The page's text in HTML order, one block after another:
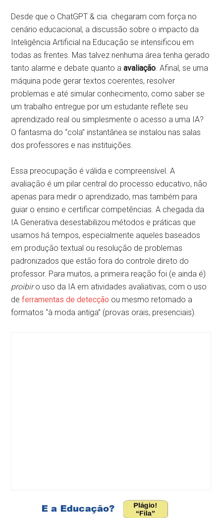
Desde que o ChatGPT & cia. chegaram com força no
cenário educacional, a discussão sobre o impacto da
Inteligência Artificial na Educação se intensificou em
todas as frentes. Mas talvez nenhuma área tenha gerado
tanto alarme e debate quanto aavaliação . Afinal, se uma
máquina pode gerar textos coerentes, resolver
problemas e até simular conhecimento, como saber se
um trabalho entregue por um estudante reflete seu
aprendizado real ou simplesmente o acesso a uma IA?
O fantasma do “cola” instantânea se instalou nas salas
dos professores e nas instituições.
Essa preocupação é válida e compreensível. A
avaliação é um pilar central do processo educativo, não
apenas para medir o aprendizado, mas também para
guiar o ensino e certificar competências. A chegada da
IA Generativa desestabilizou métodos e práticas que
usamos há tempos, especialmente aqueles baseados
em produção textual ou resolução de problemas
padronizados que estão fora do controle direto do
professor. Para muitos, a primeira reação foi (e ainda é)
proibiro uso da IA em atividades avaliativas, com o uso
deferramentas de detecção ou mesmo retornado a
formatos “à moda antiga” (provas orais, presenciais).